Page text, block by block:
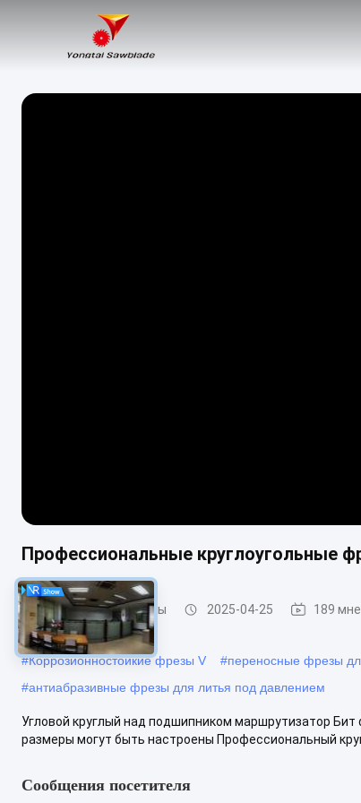
Профессиональные круглоугольные
Формовочные фрезы 2025-04-25 189
#Коррозионностойкие фрезы V #переносные фрезы
#антиабразивные фрезы для литья под давлением
Угловой круглый над подшипником маршрутизатор
размеры могут быть настроены Профессиональный
Сообщения посетителя